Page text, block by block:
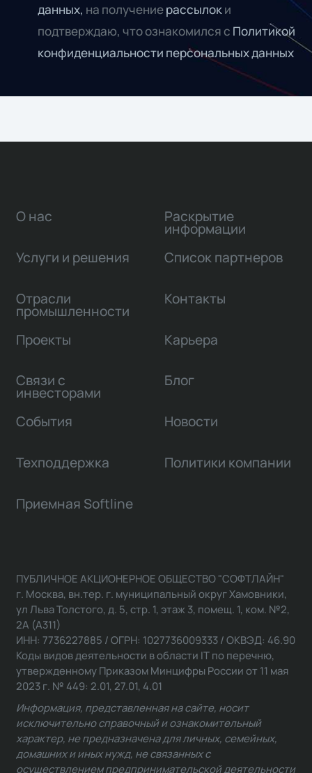
данных, на получениерассылоки
подтверждаю, что ознакомился с Политикой
конфиденциальности персональных данных
О нас
Услуги и решения
Отрасли
промышленности
Проекты
Связи с
инвесторами
Раскрытие
информации
Список партнеров
Контакты
Карьера
Блог
События Новости
Техподдержка Политики компании
Приемная Softline
ПУБЛИЧНОЕ АКЦИОНЕРНОЕ ОБЩЕСТВО "СОФТЛАЙН"
г. Москва, вн.тер. г. муниципальный округ Хамовники,
ул Льва Толстого, д. 5, стр. 1, этаж 3, помещ. 1, ком. №2,
2А (А311)
ИНН: 7736227885 / ОГРН: 1027736009333 / ОКВЭД: 46.90
Коды видов деятельности в области IT по перечню,
утвержденному Приказом Минцифры России от 11 мая
2023 г. № 449: 2.01, 27.01, 4.01
Информация, представленная на сайте, носит
исключительно справочный и ознакомительный
характер, не предназначена для личных, семейных,
домашних и иных нужд, не связанных с
осуществлением предпринимательской деятельности